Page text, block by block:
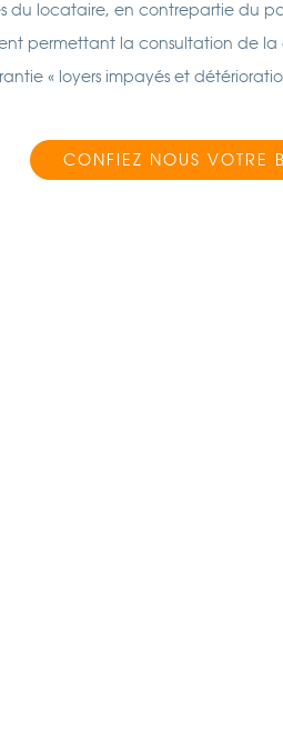
du locataire, en contrepartie du
permettant la consultation de
« loyers impayés et
CONFIEZ NOUS VOTRE